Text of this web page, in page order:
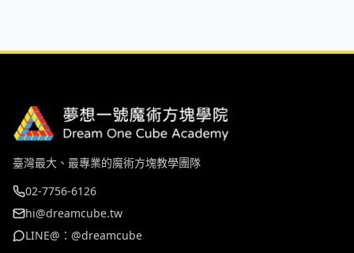
臺灣最大、最專業的魔術方塊教學團隊
02-7756-6126
hi@dreamcube.tw
LINE@：@dreamcube